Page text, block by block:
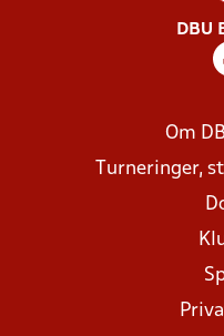
DBU
Om
Turneringer,